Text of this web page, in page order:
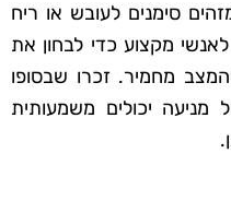
סימנים לעובש או ריח
מקצוע כדי לבחון את
מחמיר. זכרו שבסופו
מניעה יכולים משמעותית